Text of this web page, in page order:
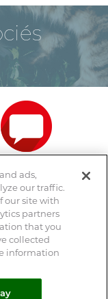
conseils
ads,
our traffic.
our site with
partners
that you
collected
information